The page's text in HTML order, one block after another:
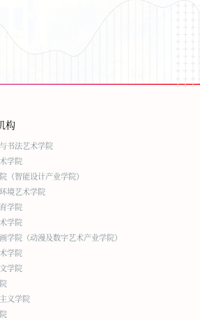
构
书法艺术学院
学院
（智能设计产业学院）
境艺术学院
学院
学院
学院（动漫及数字艺术产业学院）
学院
学院
义学院